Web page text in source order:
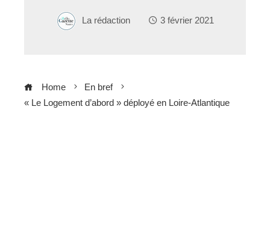
La rédaction 3 février 2021
Home
En bref
« Le Logement d’abord » déployé en Loire-Atlantique